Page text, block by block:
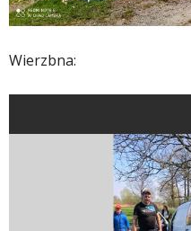
Wierzbna: